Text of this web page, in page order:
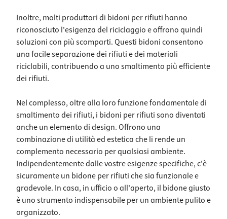
Inoltre, molti produttori di bidoni per rifiuti hanno
riconosciuto l'esigenza del riciclaggio e offrono quindi
soluzioni con più scomparti. Questi bidoni consentono
una facile separazione dei rifiuti e dei materiali
riciclabili, contribuendo a uno smaltimento più efficiente
dei rifiuti.
Nel complesso, oltre alla loro funzione fondamentale di
smaltimento dei rifiuti, i bidoni per rifiuti sono diventati
anche un elemento di design. Offrono una
combinazione di utilità ed estetica che li rende un
complemento necessario per qualsiasi ambiente.
Indipendentemente dalle vostre esigenze specifiche, c'è
sicuramente un bidone per rifiuti che sia funzionale e
gradevole. In casa, in ufficio o all'aperto, il bidone giusto
è uno strumento indispensabile per un ambiente pulito e
organizzato.